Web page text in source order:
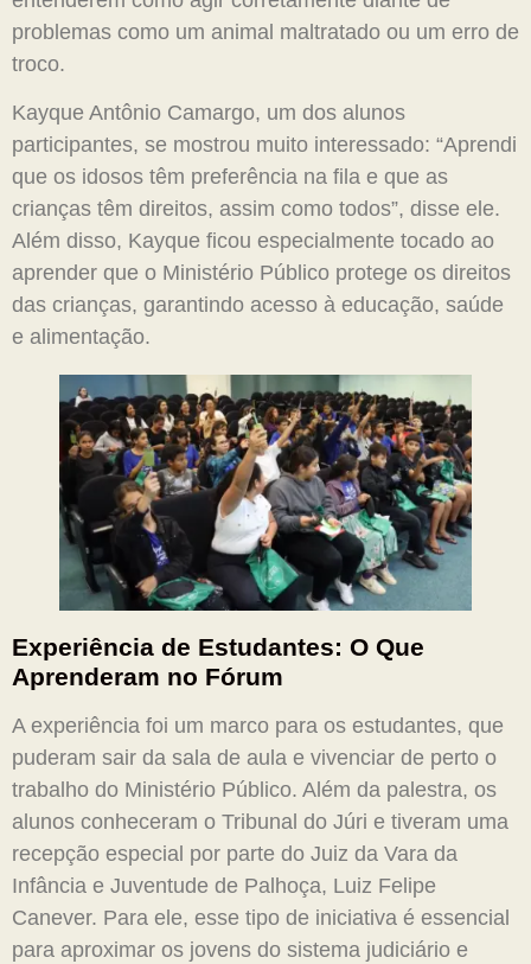
problemas como um animal maltratado ou um erro de
troco.
Kayque Antônio Camargo, um dos alunos
participantes, se mostrou muito interessado: “Aprendi
que os idosos têm preferência na fila e que as
crianças têm direitos, assim como todos”, disse ele.
Além disso, Kayque ficou especialmente tocado ao
aprender que o Ministério Público protege os direitos
das crianças, garantindo acesso à educação, saúde
e alimentação.
Experiência de Estudantes: O Que
Aprenderam no Fórum
A experiência foi um marco para os estudantes, que
puderam sair da sala de aula e vivenciar de perto o
trabalho do Ministério Público. Além da palestra, os
alunos conheceram o Tribunal do Júri e tiveram uma
recepção especial por parte do Juiz da Vara da
Infância e Juventude de Palhoça, Luiz Felipe
Canever. Para ele, esse tipo de iniciativa é essencial
para aproximar os jovens do sistema judiciário e